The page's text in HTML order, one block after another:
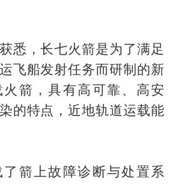
悉，长七火箭是为了满足
飞船发射任务而研制的新
箭，具有高可靠、高安
的特点，近地轨道运载能
箭上故障诊断与处置系